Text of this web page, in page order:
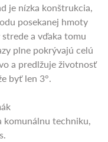
je nízka konštrukcia,
posekanej hmoty
a vďaka tomu
plne pokrývajú celú
a predlžuje životnosť
byť len 3°.
komunálnu techniku,